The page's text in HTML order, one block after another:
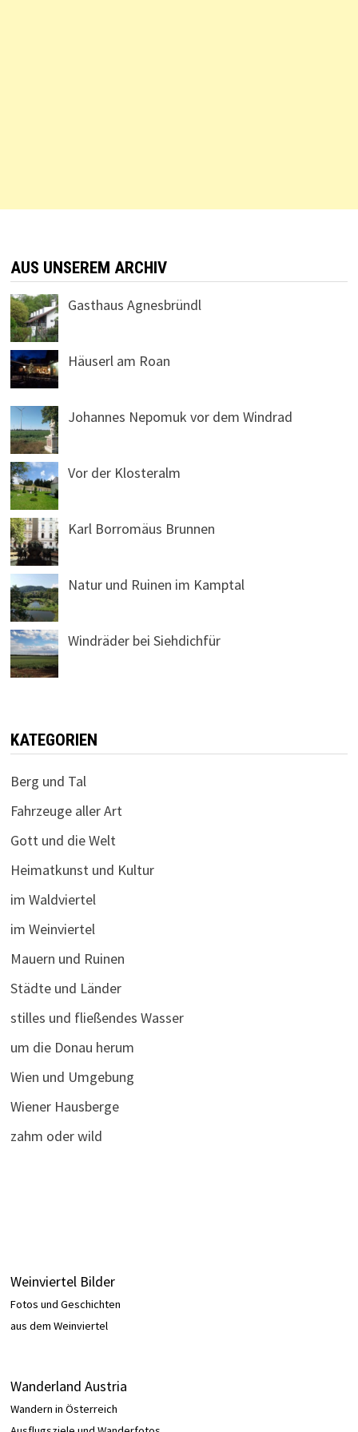
AUS UNSEREM ARCHIV
Gasthaus Agnesbründl
Häuserl am Roan
Johannes Nepomuk vor dem Windrad
Vor der Klosteralm
Karl Borromäus Brunnen
Natur und Ruinen im Kamptal
Windräder bei Siehdichfür
KATEGORIEN
Berg und Tal
Fahrzeuge aller Art
Gott und die Welt
Heimatkunst und Kultur
im Waldviertel
im Weinviertel
Mauern und Ruinen
Städte und Länder
stilles und fließendes Wasser
um die Donau herum
Wien und Umgebung
Wiener Hausberge
zahm oder wild
Weinviertel Bilder
Fotos und Geschichten
aus dem Weinviertel
Wanderland Austria
Wandern in Österreich